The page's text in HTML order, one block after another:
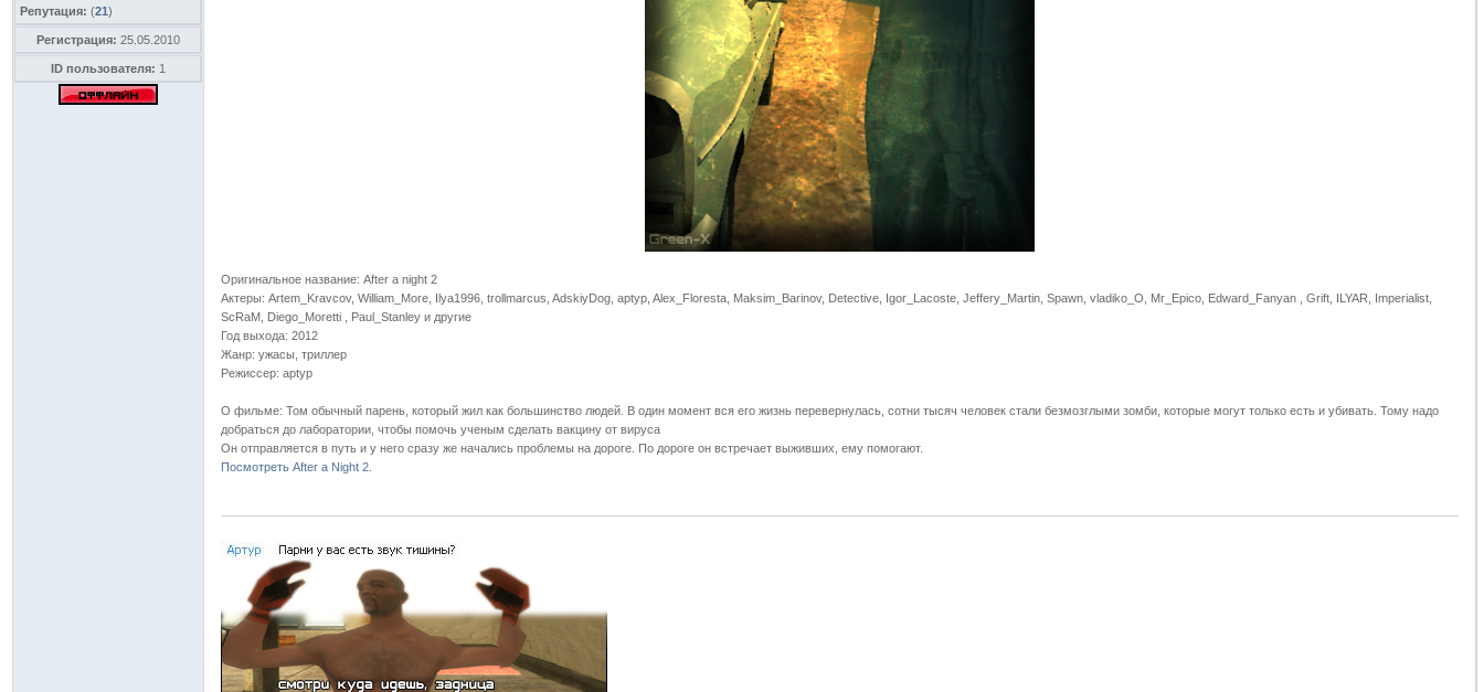
Репутация: (21)
Регистрация: 25.05.2010
ID пользователя: 1
Оригинальное название: After a night 2
Актеры: Artem_Kravcov, William_More, Ilya1996, trollmarcus, AdskiyDog, aptyp, Alex_Floresta, Maksim_Barinov, Detective, Igor_Lacoste, Jeffery_Martin, Spawn, vladiko_O, Mr_Epico, Edward_Fanyan , Grift, ILYAR, Imperialist,
ScRaM, Diego_Moretti , Paul_Stanley и другие
Год выхода: 2012
Жанр: ужасы, триллер
Режиссер: aptyp
О фильме: Том обычный парень, который жил как большинство людей. В один момент вся его жизнь перевернулась, сотни тысяч человек стали безмозглыми зомби, которые могут только есть и убивать. Тому надо
добраться до лаборатории, чтобы помочь ученым сделать вакцину от вируса
Он отправляется в путь и у него сразу же начались проблемы на дороге. По дороге он встречает выживших, ему помогают.
Посмотреть After a Night 2